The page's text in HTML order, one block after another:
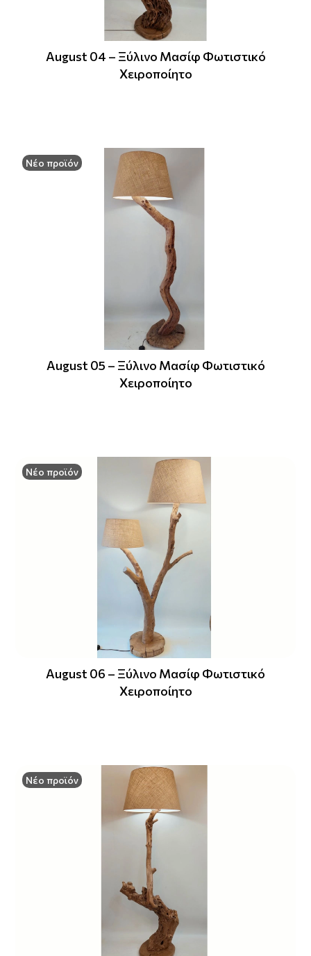
August 04 – Ξύλινο Μασίφ Φωτιστικό
Χειροποίητο
Νέο προϊόν
August 05 – Ξύλινο Μασίφ Φωτιστικό
Χειροποίητο
Νέο προϊόν
August 06 – Ξύλινο Μασίφ Φωτιστικό
Χειροποίητο
Νέο προϊόν